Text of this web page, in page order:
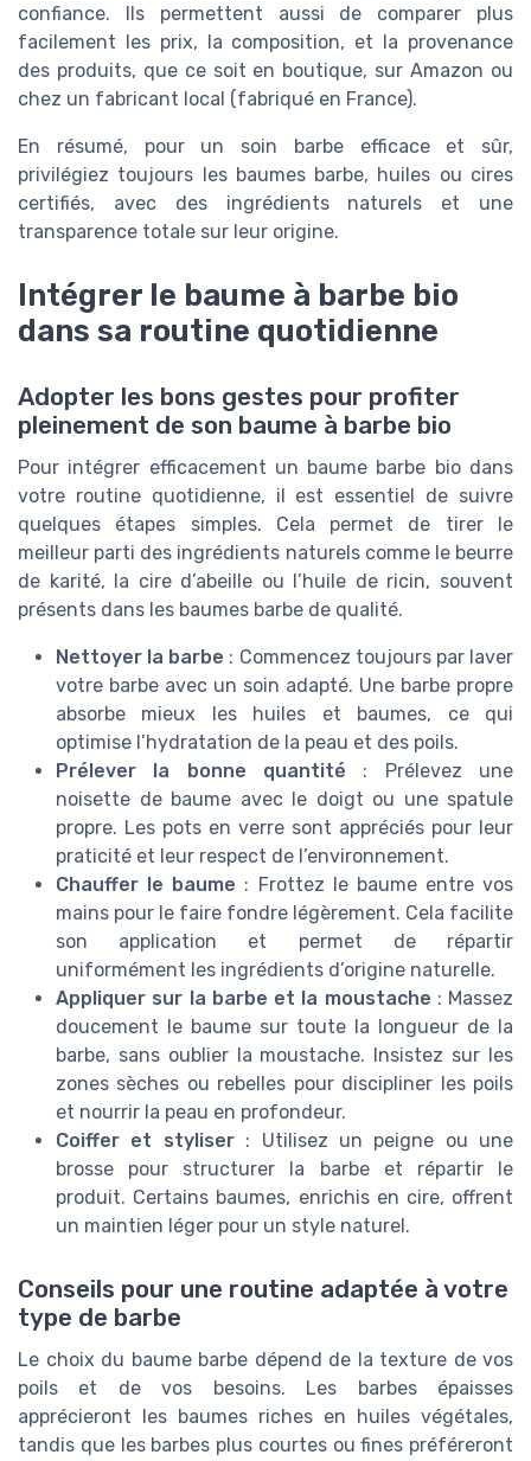
confiance. Ils permettent aussi de comparer plus
facilement les prix, la composition, et la provenance
des produits, que ce soit en boutique, sur Amazon ou
chez un fabricant local (fabriqué en France).
En résumé, pour un soin barbe efficace et sûr,
privilégiez toujours les baumes barbe, huiles ou cires
certifiés, avec des ingrédients naturels et une
transparence totale sur leur origine.
Intégrer le baume à barbe bio
dans sa routine quotidienne
Adopter les bons gestes pour profiter
pleinement de son baume à barbe bio
Pour intégrer efficacement un baume barbe bio dans
votre routine quotidienne, il est essentiel de suivre
quelques étapes simples. Cela permet de tirer le
meilleur parti des ingrédients naturels comme le beurre
de karité, la cire d’abeille ou l’huile de ricin, souvent
présents dans les baumes barbe de qualité.
Nettoyer la barbe : Commencez toujours par laver
votre barbe avec un soin adapté. Une barbe propre
absorbe mieux les huiles et baumes, ce qui
optimise l’hydratation de la peau et des poils.
Prélever la bonne quantité : Prélevez une
noisette de baume avec le doigt ou une spatule
propre. Les pots en verre sont appréciés pour leur
praticité et leur respect de l’environnement.
Chauffer le baume : Frottez le baume entre vos
mains pour le faire fondre légèrement. Cela facilite
son application et permet de répartir
uniformément les ingrédients d’origine naturelle.
Appliquer sur la barbe et la moustache : Massez
doucement le baume sur toute la longueur de la
barbe, sans oublier la moustache. Insistez sur les
zones sèches ou rebelles pour discipliner les poils
et nourrir la peau en profondeur.
Coiffer et styliser: Utilisez un peigne ou une
brosse pour structurer la barbe et répartir le
produit. Certains baumes, enrichis en cire, offrent
un maintien léger pour un style naturel.
Conseils pour une routine adaptée à votre
type de barbe
Le choix du baume barbe dépend de la texture de vos
poils et de vos besoins. Les barbes épaisses
apprécieront les baumes riches en huiles végétales,
tandis que les barbes plus courtes ou fines préféreront